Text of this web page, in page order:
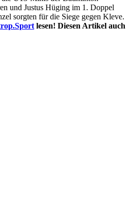
und Justus Hüging im 1. Doppel
sorgten für die Siege gegen Kleve.
lesen! Diesen Artikel auch